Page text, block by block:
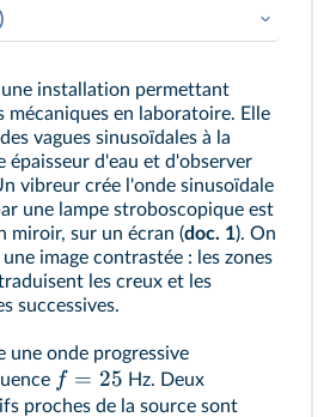
une installation permettant
mécaniques en laboratoire. Elle
vagues sinusoïdales à la
épaisseur d'eau et d'observer
vibreur crée l'onde sinusoïdale
une lampe stroboscopique est
miroir, sur un écran (doc. 1). On
image contrastée : les zones
les creux et les
successives.
une onde progressive
f = 25 Hz. Deux
proches de la source sont